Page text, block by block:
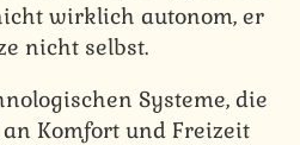
wirklich autonom, er
nicht selbst.
Systeme, die
Komfort und Freizeit